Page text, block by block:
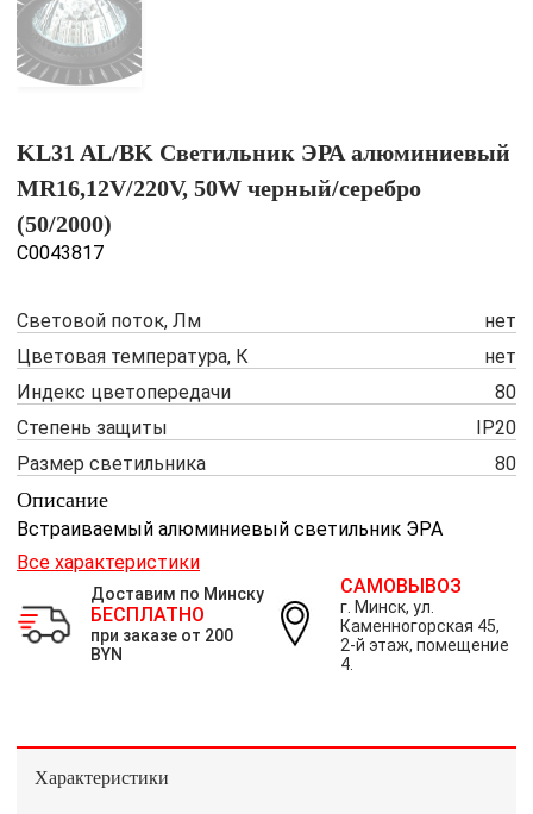
KL31 AL/BK Светильник ЭРА алюминиевый
MR16,12V/220V, 50W черный/серебро
(50/2000)
C0043817
Световой поток, Лм
нет
Цветовая температура, К
нет
Индекс цветопередачи
80
Степень защиты
IP20
Размер светильника
80
Описание
Встраиваемый алюминиевый светильник ЭРА
Все характеристики
Доставим по Минску
БЕСПЛАТНО
при заказе от 200
BYN
САМОВЫВОЗ
г. Минск, ул.
Каменногорская 45,
2-й этаж, помещение
4.
Характеристики